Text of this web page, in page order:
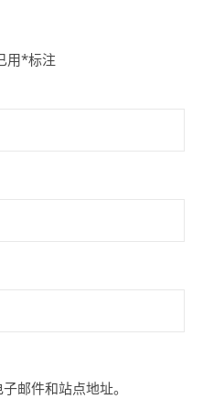
用*标注
邮件和站点地址。